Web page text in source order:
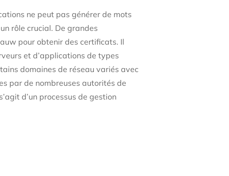
ne peut pas générer de mots
rôle crucial. De grandes
pour obtenir des certificats. Il
et d’applications de types
domaines de réseau variés avec
par de nombreuses autorités de
d’un processus de gestion